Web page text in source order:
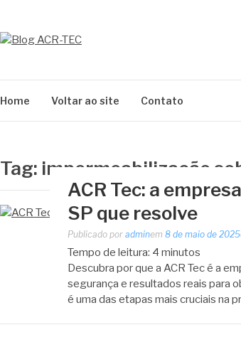
Home Voltar ao site Contato
Tag: impermeabilização
ACR Tec: a
SP que resolve
Publicado por adminem 8 de maio de 2025
Tempo de leitura: 4 minutos
Descubra por que a ACR Tec é a
segurança e resultados reais para
é uma das etapas mais cruciais na